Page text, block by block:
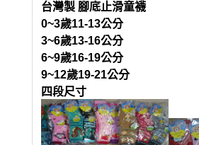
台灣製 腳底止滑童襪
0~3歲11-13公分
3~6歲13-16公分
6~9歲16-19公分
9~12歲19-21公分
四段尺寸